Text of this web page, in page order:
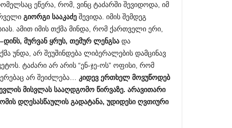
ეწერა, რომ, ვინც ტაძარში შევიდოდა, იმ
გიორგი სააკაძეშევიდა. იმის შემდეგ
ამით იმის თქმა მინდა, რომ ქართველი ერი,
დინს, მურვან ყრუს, თემურ ლენგსადა
უნდა, არ შეუშინდება ლიბერალების დამცინავ
ტაძარი არ არის “ენ-ჯე-ოს” ოფისი, რომ
არ შეიძლება… კიდევ ერთხელ მოვუწოდებ
მისვლას სააღდგომო წირვაზე. არავითარი
დღესასწაულის გადატანა, უდიდესი ღვთიური